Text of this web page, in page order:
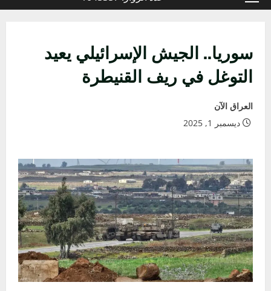
القائمة
سوريا.. الجيش الإسرائيلي يعيد
التوغل في ريف القنيطرة
العراق الآن
ديسمبر 1, 2025